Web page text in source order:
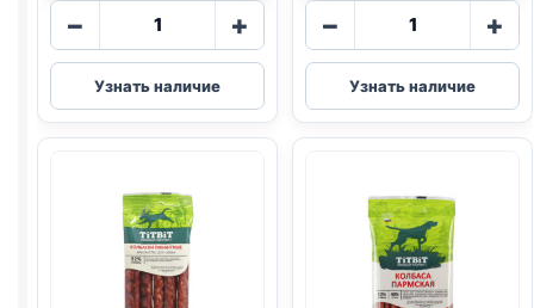
−
Количество
TitBit
косточки
(ИНДЕЙКА
145г
+
Узнать наличие
−
Количество
TitBit
колбаса
+
Узнать наличие